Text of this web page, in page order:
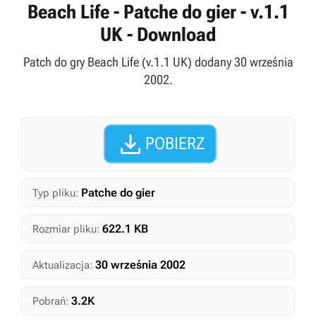
Beach Life - Patche do gier - v.1.1
UK - Download
Patch do gry Beach Life (v.1.1 UK) dodany 30 września
2002.
 POBIERZ
Typ pliku: Patche do gier
Rozmiar pliku: 622.1 KB
Aktualizacja: 30 września 2002
Pobrań: 3.2K